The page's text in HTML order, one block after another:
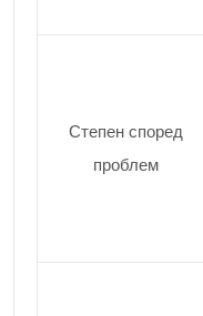
Степен според
проблем